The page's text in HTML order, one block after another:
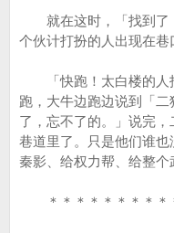
就在这时，「找到了
个伙计打扮的人出现在巷
「快跑！太白楼的人
跑，大牛边跑边说到「
了，忘不了的。」说完
巷道里了。只是他们谁
秦影、给权力帮、给整个
＊＊＊＊＊＊＊＊＊